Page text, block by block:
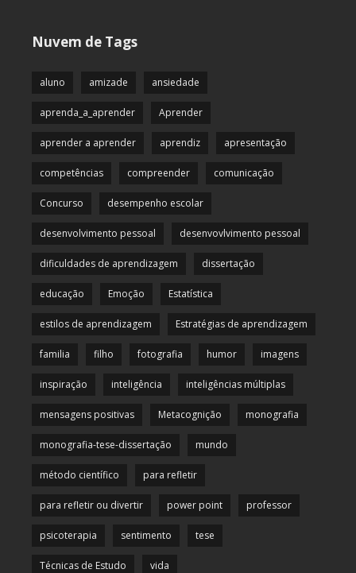
Nuvem de Tags
aluno amizade ansiedade
aprenda_a_aprender Aprender
aprender a aprender aprendiz apresentação
competências compreender comunicação
Concurso desempenho escolar
desenvolvimento pessoal desenvovlvimento pessoal
dificuldades de aprendizagem dissertação
educação Emoção Estatística
estilos de aprendizagem Estratégias de aprendizagem
familia filho fotografia humor imagens
inspiração inteligência inteligências múltiplas
mensagens positivas Metacognição monografia
monografia-tese-dissertação mundo
método científico para refletir
para refletir ou divertir power point professor
psicoterapia sentimento tese
Técnicas de Estudo vida